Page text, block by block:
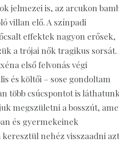
jelmezei is, az arcukon
villan elő. A színpadi
effektek nagyon erősek,
a trójai nők tragikus sorsát.
első felvonás végi
és költői – sose gondoltam
több csúcspontot is
megszületni a bosszút,
és gyermekeinek
nehéz visszaadni azt